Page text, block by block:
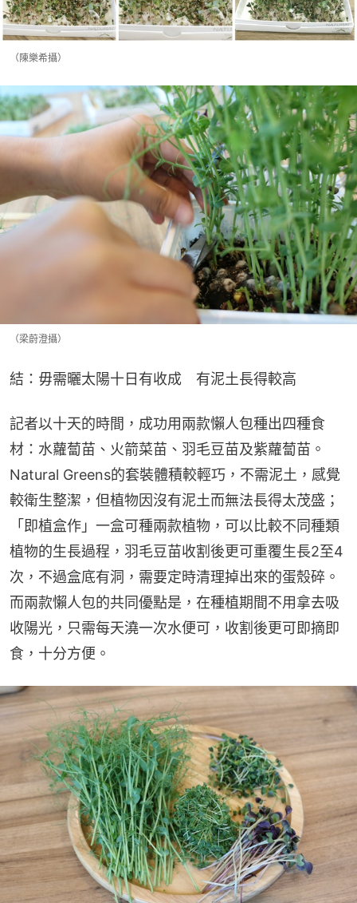
（陳樂希攝）
（梁蔚澄攝）
結：毋需曬太陽十日有收成　有泥土長得較高
記者以十天的時間，成功用兩款懶人包種出四種食
材：水蘿蔔苗、火箭菜苗、羽毛豆苗及紫蘿蔔苗。
Natural Greens的套裝體積較輕巧，不需泥土，感覺
較衛生整潔，但植物因沒有泥土而無法長得太茂盛；
「即植盒作」一盒可種兩款植物，可以比較不同種類
植物的生長過程，羽毛豆苗收割後更可重覆生長2至4
次，不過盒底有洞，需要定時清理掉出來的蛋殼碎。
而兩款懶人包的共同優點是，在種植期間不用拿去吸
收陽光，只需每天澆一次水便可，收割後更可即摘即
食，十分方便。